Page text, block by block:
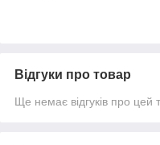
Відгуки про товар
Ще немає відгуків про цей